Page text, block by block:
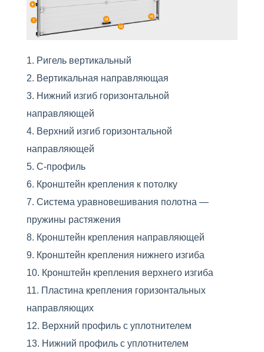
Ригель вертикальный
Вертикальная направляющая
Нижний изгиб горизонтальной
направляющей
Верхний изгиб горизонтальной
направляющей
С-профиль
Кронштейн крепления к потолку
Система уравновешивания полотна —
пружины растяжения
Кронштейн крепления направляющей
Кронштейн крепления нижнего изгиба
Кронштейн крепления верхнего изгиба
Пластина крепления горизонтальных
направляющих
Верхний профиль с уплотнителем
Нижний профиль с уплотнителем